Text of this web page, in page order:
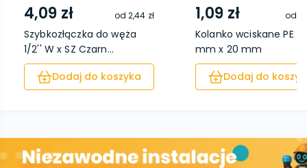
4,09 zł od2,44 zł
Szybkozłączka do węża
1/2'' W x SZ Czarn...
Dodaj do koszyka
1,09 zł od
Kolanko wciskane PE
mm x 20 mm
Dodaj do